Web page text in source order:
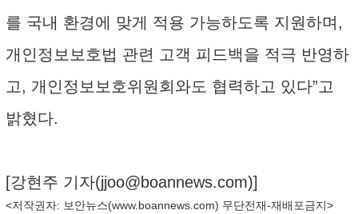
를 국내 환경에 맞게 적용 가능하도록 지원하며,
개인정보보호법 관련 고객 피드백을 적극 반영하
고, 개인정보보호위원회와도 협력하고 있다”고
밝혔다.
[강현주 기자(jjoo@boannews.com)]
<저작권자: 보안뉴스(www.boannews.com) 무단전재-재배포금지>